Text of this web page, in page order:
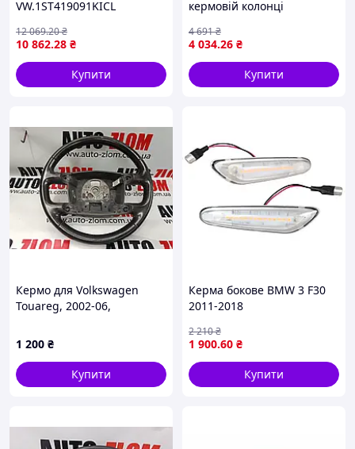
VW.1ST419091KICL
10 862.28 ₴
12 069.20₴
Купити
кермовій колонці
для версії з верхнім
вимикачем аварійної
сигналізації
4 034.26 ₴
4 691₴
Купити
Кермо для Volkswagen
Touareg, 2002-06,
1 200 ₴
Купити
Керма бокове BMW 3 F30
2011-2018
1 900.60 ₴
2 210₴
Купити